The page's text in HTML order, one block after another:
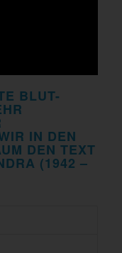
BLUT-
IN DEN
DEN TEXT
(1942 –